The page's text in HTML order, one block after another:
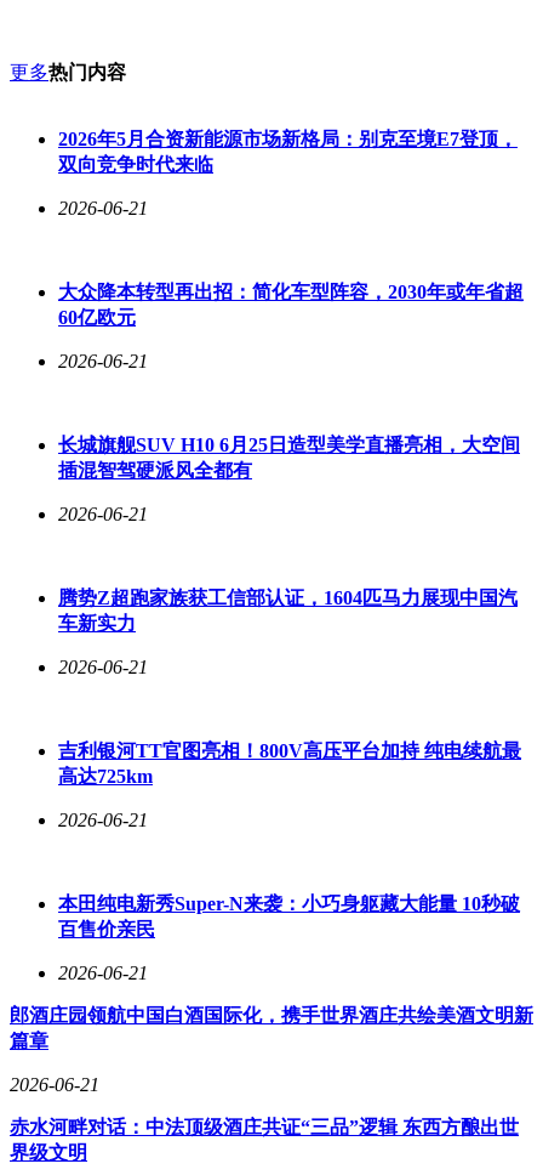
更多热门内容
2026年5月合资新能源市场新格局：别克至境E7登顶，
双向竞争时代来临
2026-06-21
大众降本转型再出招：简化车型阵容，2030年或年省超
60亿欧元
2026-06-21
长城旗舰SUV H10 6月25日造型美学直播亮相，大空间
插混智驾硬派风全都有
2026-06-21
腾势Z超跑家族获工信部认证，1604匹马力展现中国汽
车新实力
2026-06-21
吉利银河TT官图亮相！800V高压平台加持 纯电续航最
高达725km
2026-06-21
本田纯电新秀Super-N来袭：小巧身躯藏大能量 10秒破
百售价亲民
2026-06-21
郎酒庄园领航中国白酒国际化，携手世界酒庄共绘美酒文明新
篇章
2026-06-21
赤水河畔对话：中法顶级酒庄共证“三品”逻辑 东西方酿出世
界级文明